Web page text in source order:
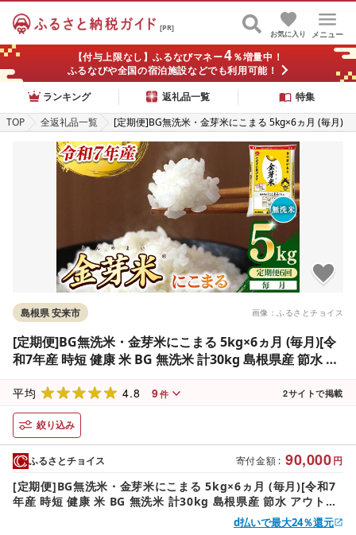
[PR]
メニュー
お気に入り
【付与上限なし】ふるなびマネー4％増量中！
ふるなびや全国の宿泊施設などでも利用可能！
ランキング
返礼品一覧
特集
TOP
全返礼品一覧
[定期便]BG無洗米・金芽米にこまる 5kg×6ヵ月 (毎月)
[令和7年産 時短 健康 米 BG 無洗米 計30kg 島根県産 節
水 アウトドア キャンプ 東洋ライス おすすめ 島根県 安
来市][価格改定]
画像：ふるさとチョイス
島根県 安来市
[定期便]BG無洗米・金芽米にこまる 5kg×6ヵ月 (毎月)[令
和7年産 時短 健康 米 BG 無洗米 計30kg 島根県産 節水 ア
格改定]
平均 4.8 9件 2サイトで掲載
絞り込み
寄付金額 : 90,000円
ふるさとチョイス
[定期便]BG無洗米・金芽米にこまる 5kg×6ヵ月 (毎月)[令和7
年産 時短 健康 米 BG 無洗米 計30kg 島根県産 節水 アウトド
ア キャンプ 東洋ライス おすすめ 島根県 安来市][価格改定]
d払いで最大24％還元